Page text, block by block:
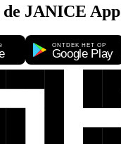
JANICE App